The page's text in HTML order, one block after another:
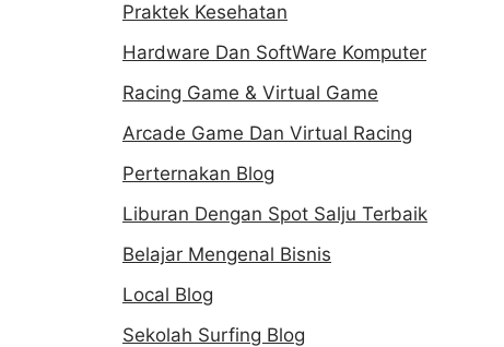
Praktek Kesehatan
Hardware Dan SoftWare Komputer
Racing Game & Virtual Game
Arcade Game Dan Virtual Racing
Perternakan Blog
Liburan Dengan Spot Salju Terbaik
Belajar Mengenal Bisnis
Local Blog
Sekolah Surfing Blog